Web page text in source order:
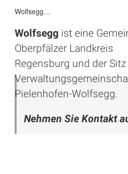
Wolfsegg…
Wolfsegg ist eine
Oberpfälzer Landkreis
Regensburg und der
Pielenhofen-Wolfsegg.
Nehmen Sie Kontakt